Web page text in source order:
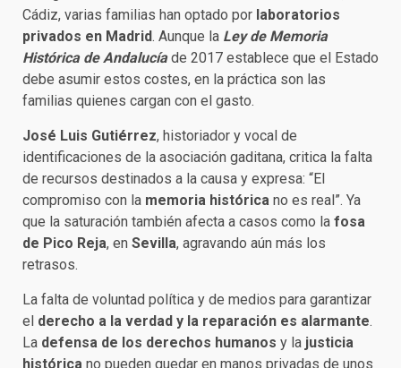
Cádiz, varias familias han optado por laboratorios
privados en Madrid. Aunque la Ley de Memoria
Histórica de Andalucíade 2017 establece que el Estado
debe asumir estos costes, en la práctica son las
familias quienes cargan con el gasto.
José Luis Gutiérrez, historiador y vocal de
identificaciones de la asociación gaditana, critica la falta
de recursos destinados a la causa y expresa: “El
compromiso con la memoria histórica no es real”. Ya
que la saturación también afecta a casos como la fosa
de Pico Reja, en Sevilla, agravando aún más los
retrasos.
La falta de voluntad política y de medios para garantizar
el derecho a la verdad y la reparación es alarmante.
La defensa de los derechos humanos y la justicia
histórica no pueden quedar en manos privadas de unos